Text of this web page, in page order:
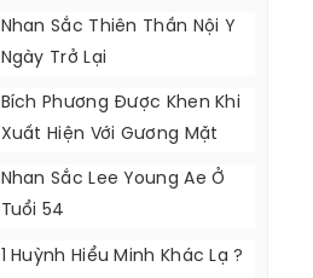
Nhan Sắc Thiên Thần Nội Y
Ngày Trở Lại
Bích Phương Được Khen Khi
Xuất Hiện Với Gương Mặt
Khác Lạ
Nhan Sắc Lee Young Ae Ở
Tuổi 54
1 Huỳnh Hiểu Minh Khác Lạ ?